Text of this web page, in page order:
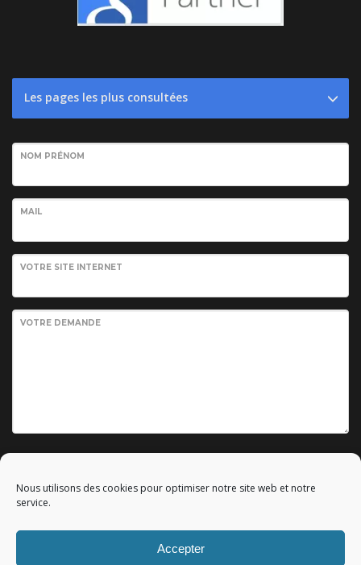
Nous utilisons des cookies pour optimiser notre site web et notre
service.
Accepter
Les pages les plus consultées
NOM PRÉNOM
MAIL
VOTRE SITE INTERNET
VOTRE DEMANDE